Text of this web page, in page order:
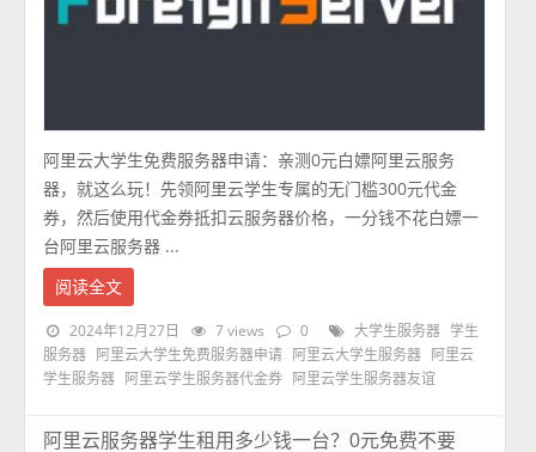
阿里云大学生免费服务器申请：亲测0元白嫖阿里云服务
器，就这么玩！先领阿里云学生专属的无门槛300元代金
券，然后使用代金券抵扣云服务器价格，一分钱不花白嫖一
台阿里云服务器 ...
阅读全文
2024年12月27日 7 views 0 大学生服务器
学生
服务器
阿里云大学生免费服务器申请 阿里云大学生服务器
阿里云
学生服务器
阿里云学生服务器代金券 阿里云学生服务器友谊
阿里云服务器学生租用多少钱一台？0元免费不要